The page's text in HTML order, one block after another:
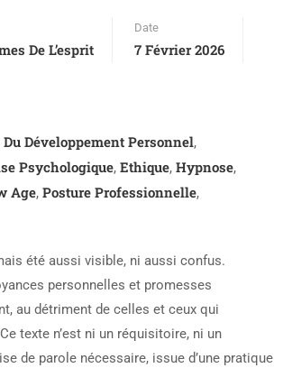
De L’esprit
Date
7 Février 2026
Développement Personnel,
Psychologique, Ethique, Hypnose,
Age, Posture Professionnelle,
été aussi visible, ni aussi confus.
personnelles et promesses
au détriment de celles et ceux qui
texte n’est ni un réquisitoire, ni un
de parole nécessaire, issue d’une pratique